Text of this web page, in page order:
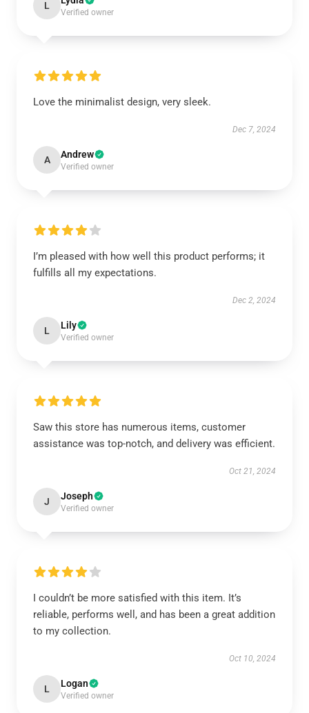
L
Verified owner
Love the minimalist design, very sleek.
Dec 7, 2024
A Andrew
Verified owner
I’m pleased with how well this product performs; it
fulfills all my expectations.
Dec 2, 2024
L Lily
Verified owner
Saw this store has numerous items, customer
assistance was top-notch, and delivery was efficient.
Oct 21, 2024
J Joseph
Verified owner
I couldn’t be more satisfied with this item. It’s
reliable, performs well, and has been a great addition
to my collection.
Oct 10, 2024
L Logan
Verified owner